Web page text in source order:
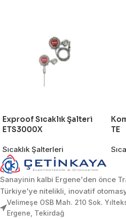
Exproof Sıcaklık Şalteri
ETS3000X
Sıcaklık Şalterleri
TE
Sanayinin kalbi Ergene'den önce
Türkiye'ye nitelikli, inovatif
Velimeşe OSB Mah. 210 Sok.
Ergene, Tekirdağ